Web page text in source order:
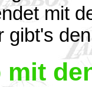
mit
gibt's
mit